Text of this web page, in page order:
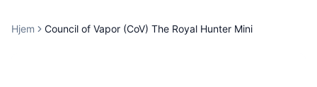
Hjem Council of Vapor (CoV) The Royal Hunter Mini